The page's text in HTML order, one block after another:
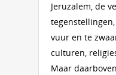
Jeruzalem, de
vuur en te
culturen,
Maar